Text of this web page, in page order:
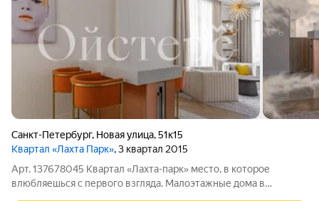
Санкт-Петербург, Новая улица,51к15
Квартал «Лахта Парк», 3 квартал 2015
Арт. 137678045 Квартал «Лахта-парк» место, в которое
влюбляешься с первого взгляда. Малоэтажные дома в